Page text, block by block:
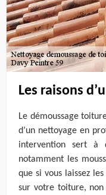
Les raisons
Le démoussage
d’un nettoyage en
intervention sert à
notamment les
que si vous laissez
sur votre toiture, non